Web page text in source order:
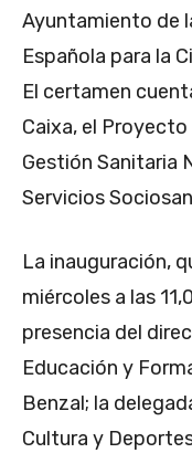
Ayuntamiento de
Española para la
El certamen
Caixa, el
Gestión Sanitaria
Servicios
La inauguración,
miércoles a las
presencia del
Educación y
Benzal; la
Cultura y